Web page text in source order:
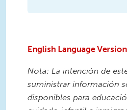
English Language Version
Nota: La intención de
suministrar información
disponibles para